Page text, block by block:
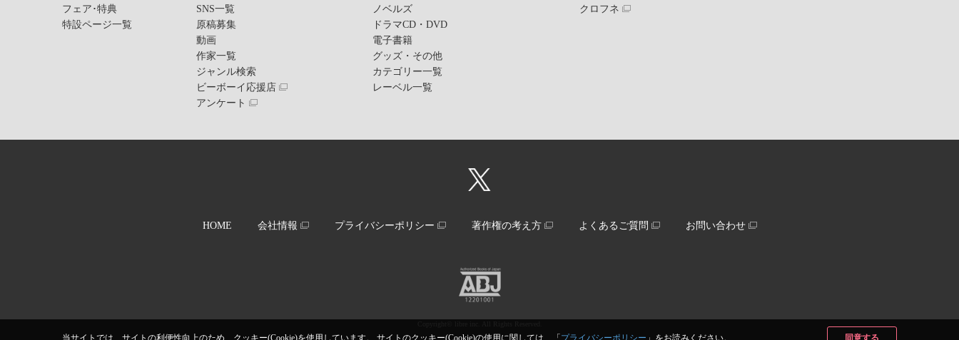
当サイトでは、サイトの利便性向上のため、クッキー(Cookie)を使用しています。 サイトのクッキー(Cookie)の使用に関しては、「 プライバシーポリシー 」をお読みください。 同意する
フェア･特典
特設ページ一覧
SNS一覧
原稿募集
動画
作家一覧
ジャンル検索
ビーボーイ応援店
アンケート
ノベルズ
ドラマCD・DVD
電子書籍
グッズ・その他
カテゴリー一覧
レーベル一覧
クロフネ
HOME 会社情報 プライバシーポリシー 著作権の考え方 よくあるご質問 お問い合わせ